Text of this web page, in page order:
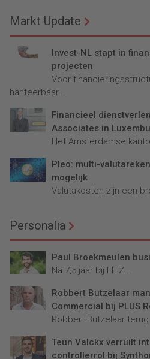
Markt Update
Invest-NL stapt in
projecten
Voor
hanteerbaar...
Financieel
Associates in
Het Amsterdamse
Pleo: multi-
mogelijk
Valutakosten zijn een
Personalia
Paul Broekmeulen
Na 7,5 jaar bij FITZ...
Robbert Butzelaar
Commercial bij PLUS
Robbert Butzelaar terug
Teun Valckx verruilt
controllerrol bij